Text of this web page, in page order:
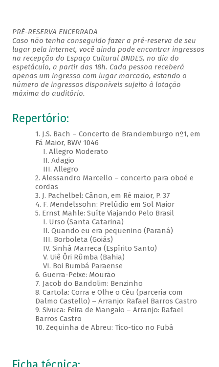
PRÉ-RESERVA ENCERRADA
Caso não tenha conseguido fazer a pré-reserva de seu
lugar pela internet, você ainda pode encontrar ingressos
na recepção do Espaço Cultural BNDES, no dia do
espetáculo, a partir das 18h. Cada pessoa receberá
apenas um ingresso com lugar marcado, estando o
número de ingressos disponíveis sujeito à lotação
máxima do auditório.
Repertório:
1. J.S. Bach – Concerto de Brandemburgo nº1, em
Fá Maior, BWV 1046
I. Allegro Moderato
II. Adagio
III. Allegro
2. Alessandro Marcello – concerto para oboé e
cordas
3. J. Pachelbel: Cânon, em Ré maior, P. 37
4. F. Mendelssohn: Prelúdio em Sol Maior
5. Ernst Mahle: Suíte Viajando Pelo Brasil
I. Urso (Santa Catarina)
II. Quando eu era pequenino (Paraná)
III. Borboleta (Goiás)
IV. Sinhá Marreca (Espírito Santo)
V. Uiê Ôri Rûmba (Bahia)
VI. Boi Bumbá Paraense
6. Guerra-Peixe: Mourão
7. Jacob do Bandolim: Benzinho
8. Cartola: Corra e Olhe o Céu (parceria com
Dalmo Castello) – Arranjo: Rafael Barros Castro
9. Sivuca: Feira de Mangaio – Arranjo: Rafael
Barros Castro
10. Zequinha de Abreu: Tico-tico no Fubá